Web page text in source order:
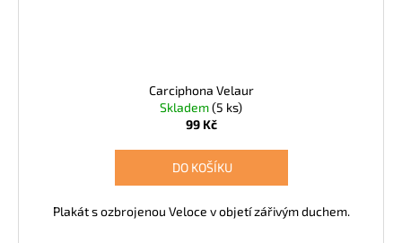
Carciphona Velaur
Skladem(5 ks)
99 Kč
DO KOŠÍKU
Plakát s ozbrojenou Veloce v objetí zářivým duchem.